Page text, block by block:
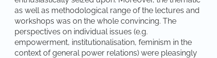
as well as methodological range of the lectures and
workshops was on the whole convincing. The
perspectives on individual issues (e.g.
empowerment, institutionalisation, feminism in the
context of general power relations) were pleasingly